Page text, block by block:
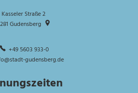
Kasseler Straße 2
Gudensberg
+49 5603 933-0
gudensberg.de